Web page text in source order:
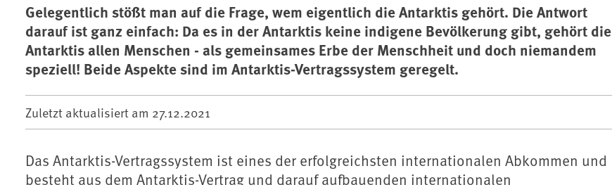
Gelegentlich stößt man auf die Frage, wem eigentlich die Antarktis gehört. Die Antwort
darauf ist ganz einfach: Da es in der Antarktis keine indigene Bevölkerung gibt, gehört die
Antarktis allen Menschen - als gemeinsames Erbe der Menschheit und doch niemandem
speziell! Beide Aspekte sind im Antarktis-Vertragssystem geregelt.
Zuletzt aktualisiert am 27.12.2021
Das Antarktis-Vertragssystem ist eines der erfolgreichsten internationalen Abkommen und
besteht aus dem Antarktis-Vertrag und darauf aufbauenden internationalen